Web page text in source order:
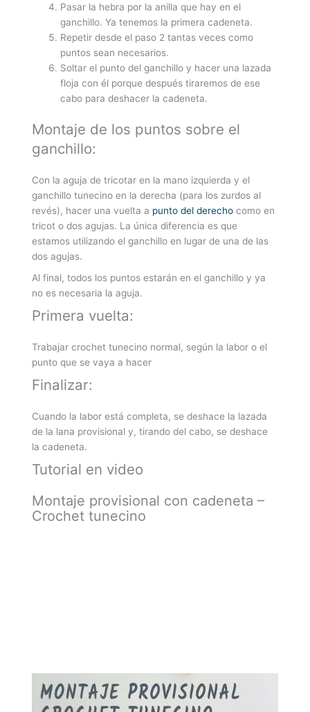
Pasar la hebra por la anilla que hay en el
ganchillo. Ya tenemos la primera cadeneta.
Repetir desde el paso 2 tantas veces como
puntos sean necesarios.
Soltar el punto del ganchillo y hacer una lazada
floja con él porque después tiraremos de ese
cabo para deshacer la cadeneta.
Montaje de los puntos sobre el
ganchillo:
Con la aguja de tricotar en la mano izquierda y el
ganchillo tunecino en la derecha (para los zurdos al
revés), hacer una vuelta a punto del derecho como en
tricot o dos agujas. La única diferencia es que
estamos utilizando el ganchillo en lugar de una de las
dos agujas.
Al final, todos los puntos estarán en el ganchillo y ya
no es necesaria la aguja.
Primera vuelta:
Trabajar crochet tunecino normal, según la labor o el
punto que se vaya a hacer
Finalizar:
Cuando la labor está completa, se deshace la lazada
de la lana provisional y, tirando del cabo, se deshace
la cadeneta.
Tutorial en video
Montaje provisional con cadeneta –
Crochet tunecino